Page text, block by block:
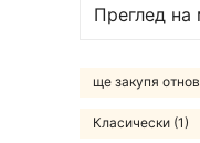
Преглед на
ще закупя
Класически (1)